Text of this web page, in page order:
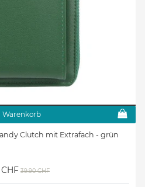
Warenkorb
Clutch mit Extrafach - grün
39.90 CHF